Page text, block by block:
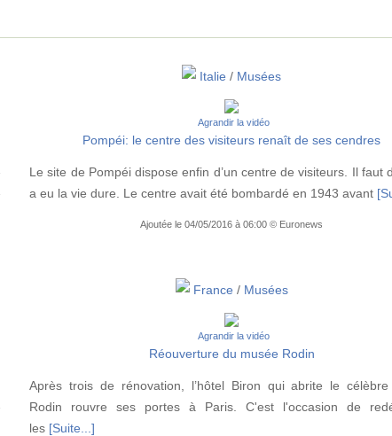
Italie / Musées
Agrandir la vidéo
Pompéi: le centre des visiteurs renaît de ses cendres
Le site de Pompéi dispose enfin d’un centre de visiteurs. Il faut
a eu la vie dure. Le centre avait été bombardé en 1943 avant
Ajoutée le 04/05/2016 à 06:00 © Euronews
France / Musées
Agrandir la vidéo
Réouverture du musée Rodin
Après trois de rénovation, l’hôtel Biron qui abrite le célèbre
Rodin rouvre ses portes à Paris. C'est l'occasion de
les [Suite...]